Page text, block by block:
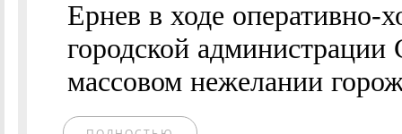
Ернев в ходе оперативно-
городской
массовом нежелании